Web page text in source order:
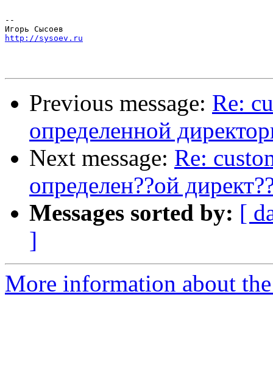
--
http://sysoev.ru
Previous message: Re:
определенной
Next message: Re:
определен??ой
Messages sorted by: [
]
More information about